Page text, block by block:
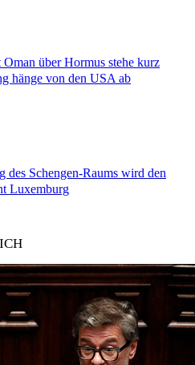
über Hormus stehe kurz
hänge von den USA ab
Schengen-Raums wird den
Luxemburg